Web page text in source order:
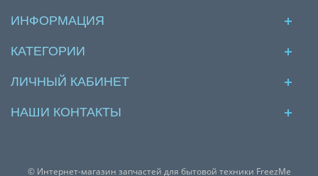
ИНФОРМАЦИЯ
КАТЕГОРИИ
ЛИЧНЫЙ КАБИНЕТ
НАШИ КОНТАКТЫ
© Интернет-магазин запчастей для бытовой техники FreezMe